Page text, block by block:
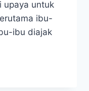
upaya untuk
ibu-
ibu diajak